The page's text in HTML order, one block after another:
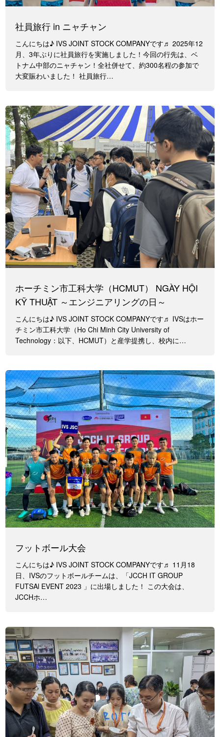
社員旅行 in ニャチャン
こんにちは♪ IVS JOINT STOCK COMPANYです♬ 2025年12
月、3年ぶりに社員旅行を実施しました！今回の行先は、ベ
トナム中部のニャチャン！全社併せて、約300名程の参加で
大変賑わいました！ 社員旅行…
ホーチミン市工科大学（HCMUT） NGÀY HỘI
KỸ THUẬT ～エンジニアリングの日～
こんにちは♪ IVS JOINT STOCK COMPANYです♬ IVSはホー
チミン市工科大学（Ho Chi Minh City University of
Technology：以下、HCMUT）と産学提携し、校内に…
フットボール大会
こんにちは♪ IVS JOINT STOCK COMPANYです♬ 11月18
日、IVSのフットボールチームは、「JCCH IT GROUP
FUTSAl EVENT 2023 」に出場しました！ この大会は、
JCCHホ…